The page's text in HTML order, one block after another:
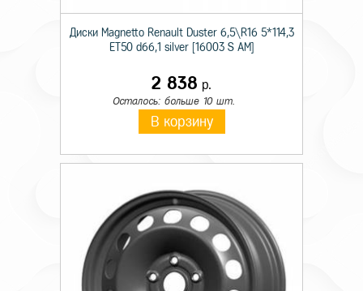
Диски Magnetto Renault Duster 6,5\R16 5*114,3
ET50 d66,1 silver [16003 S AM]
2 838 р.
Осталось: больше 10 шт.
В корзину